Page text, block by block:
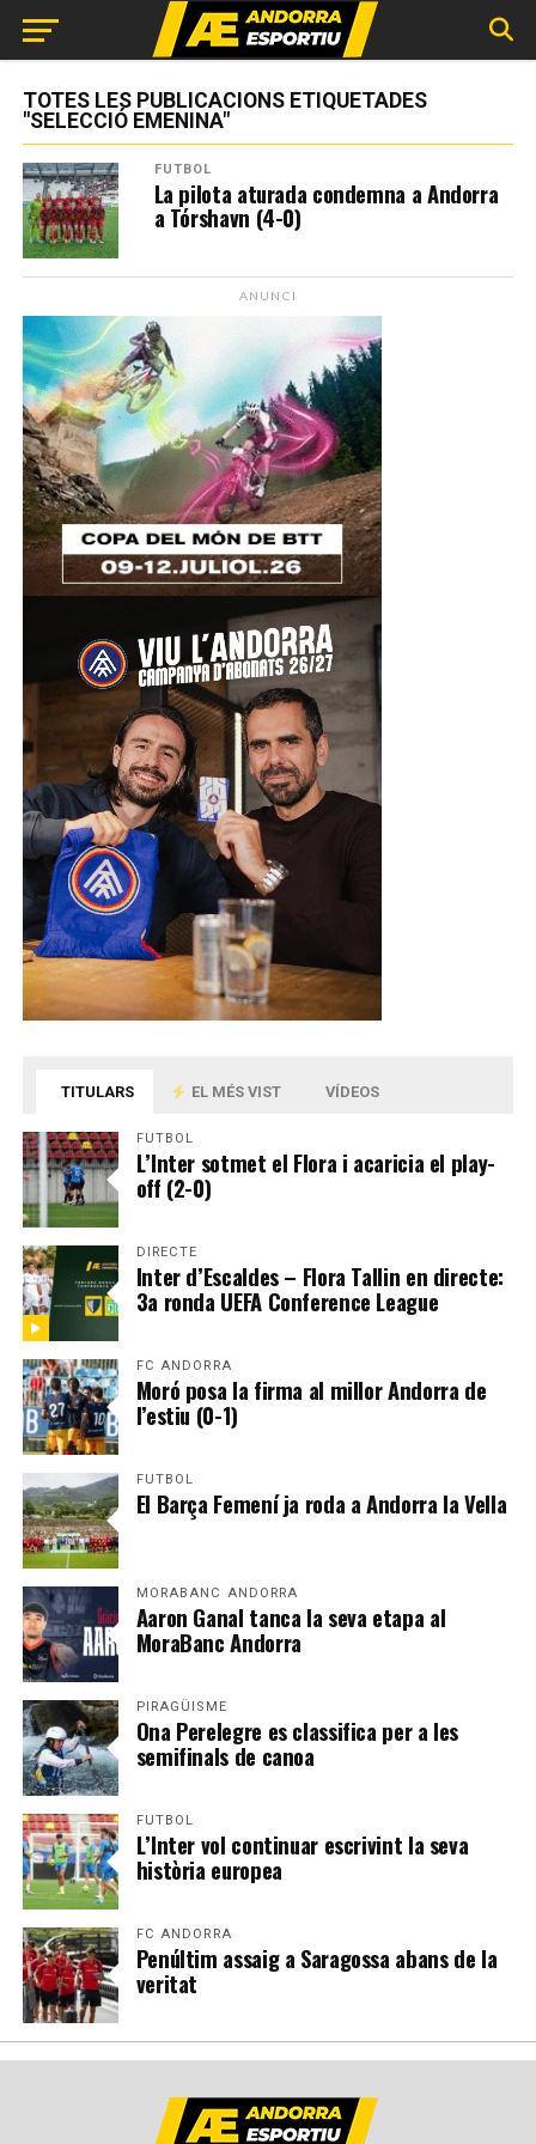
TOTES LES PUBLICACIONS ETIQUETADES
"SELECCIÓ EMENINA"
FUTBOL
La pilota aturada condemna a Andorra
a Tórshavn (4-0)
ANUNCI
TITULARS EL MÉS VIST VÍDEOS
FUTBOL
L’Inter sotmet el Flora i acaricia el play-
off (2-0)
DIRECTE
Inter d’Escaldes – Flora Tallin en directe:
3a ronda UEFA Conference League
FC ANDORRA
Moró posa la firma al millor Andorra de
l’estiu (0-1)
FUTBOL
El Barça Femení ja roda a Andorra la Vella
MORABANC ANDORRA
Aaron Ganal tanca la seva etapa al
MoraBanc Andorra
PIRAGÜISME
Ona Perelegre es classifica per a les
semifinals de canoa
FUTBOL
L’Inter vol continuar escrivint la seva
història europea
FC ANDORRA
Penúltim assaig a Saragossa abans de la
veritat